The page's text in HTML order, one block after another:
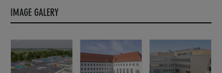
IMAGE GALERY